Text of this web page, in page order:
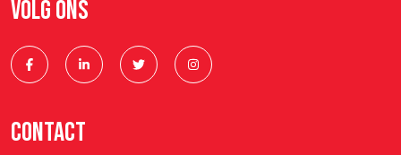
VOLG ONS
CONTACT